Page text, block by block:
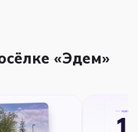
«Эдем»